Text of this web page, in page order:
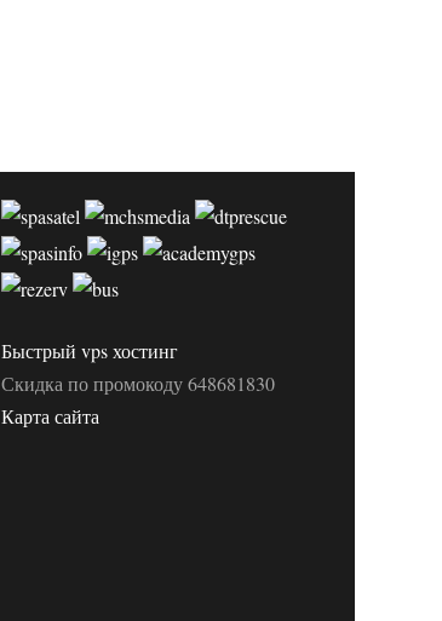
Быстрый vps хостинг
Скидка по промокоду 648681830
Карта сайта